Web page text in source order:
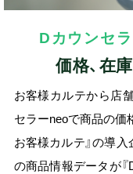
Dカウンセ
価格、在
お客様カルテから店
セラーneoで商品の価
お客様カルテ』の導
の商品情報データが『